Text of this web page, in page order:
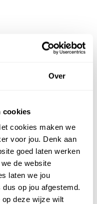
Over
cookies
cookies maken we
voor jou. Denk aan
goed laten werken
de website
laten we jou
op jou afgestemd.
deze wijze wilt